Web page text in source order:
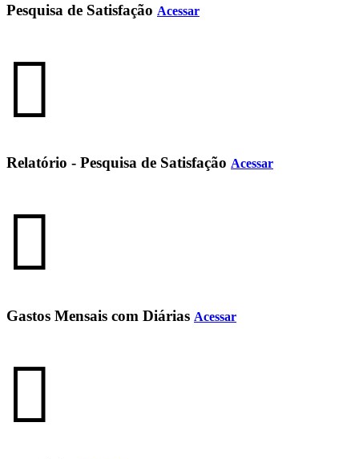
Pesquisa de Satisfação Acessar
Relatório - Pesquisa de Satisfação Acessar
Gastos Mensais com Diárias Acessar